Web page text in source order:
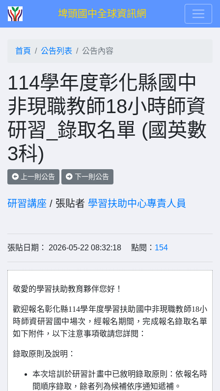
埤頭國中全球資訊網
首頁 公告列表 公告內容
114學年度彰化縣國中
非現職教師18小時師資
研習_錄取名單 (國英數
3科)
上一則公告 下一則公告
研習講座 / 張貼者 學習扶助中心專責人員
張貼日期： 2026-05-22 08:32:18 點閱： 154
敬愛的學習扶助教育夥伴您好！
歡迎報名彰化縣114學年度學習扶助國中非現職教師18小
時師資研習國中場次 ，經報名期間，完成報名錄取名單
如下附件，以下注意事項敬請您詳閱：
錄取原則及說明：
本次培訓於研習計畫中已敘明錄取原則：依報名時
間順序錄取，餘者列為候補依序通知遞補。